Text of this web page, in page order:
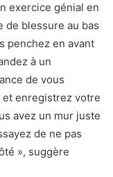
exercice génial en
de blessure au bas
penchez en avant
à un
de vous
enregistrez votre
avez un mur juste
de ne pas
», suggère